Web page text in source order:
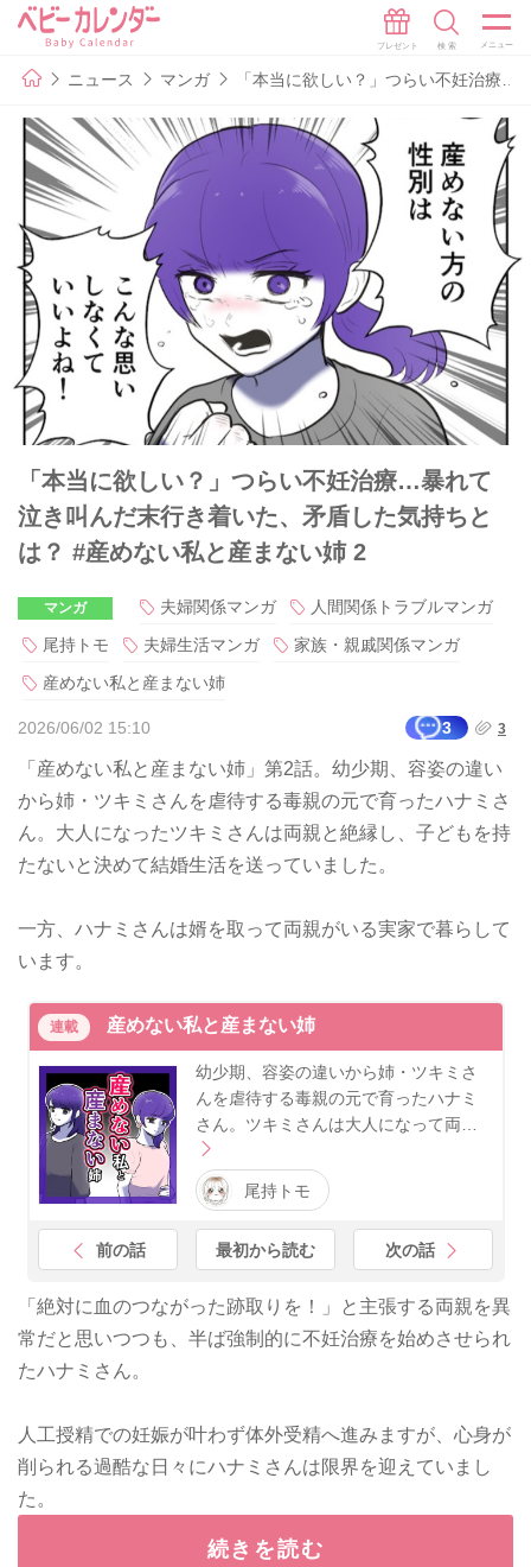
ニュース マンガ 「本当に欲しい？」つらい不妊治療…
「本当に欲しい？」つらい不妊治療…暴れて
泣き叫んだ末行き着いた、矛盾した気持ちと
は？ #産めない私と産まない姉 2
マンガ 夫婦関係マンガ
人間関係トラブルマンガ
尾持トモ
夫婦生活マンガ
家族・親戚関係マンガ
産めない私と産まない姉
2026/06/02 15:10 3 3
「産めない私と産まない姉」第2話。幼少期、容姿の違い
から姉・ツキミさんを虐待する毒親の元で育ったハナミさ
ん。大人になったツキミさんは両親と絶縁し、子どもを持
たないと決めて結婚生活を送っていました。
一方、ハナミさんは婿を取って両親がいる実家で暮らして
います。
連載 産めない私と産まない姉
幼少期、容姿の違いから姉・ツキミさ
んを虐待する毒親の元で育ったハナミ
さん。ツキミさんは大人になって両…
尾持トモ
前の話 最初から読む 次の話
「絶対に血のつながった跡取りを！」と主張する両親を異
常だと思いつつも、半ば強制的に不妊治療を始めさせられ
たハナミさん。
人工授精での妊娠が叶わず体外受精へ進みますが、心身が
削られる過酷な日々にハナミさんは限界を迎えていまし
た。
続きを読む